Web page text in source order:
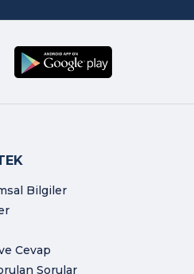
Bilgiler
Cevap
Sorular